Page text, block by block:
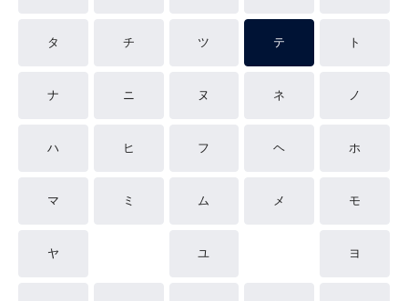
タ チ ツ テ ト
ナ ニ ヌ ネ ノ
ハ ヒ フ ヘ ホ
マ ミ ム メ モ
ヤ ユ ヨ